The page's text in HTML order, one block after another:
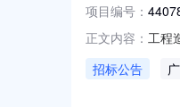
项目编号：
正文内容： 工程
报
招标公告